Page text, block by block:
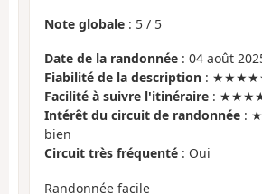
Note globale : 5 / 5
Date de la randonnée : 04 août
Fiabilité de la description :
Facilité à suivre l'itinéraire :
Intérêt du circuit de randonnée :
bien
Circuit très fréquenté : Oui
Randonnée facile